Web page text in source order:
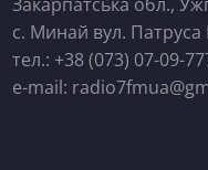
с. Минай вул. Патруса
тел.: +38 (073) 07-09-
e-mail: